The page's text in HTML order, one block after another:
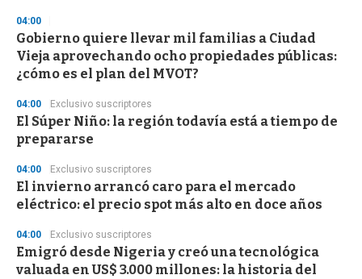
04:00
Gobierno quiere llevar mil familias a Ciudad
Vieja aprovechando ocho propiedades públicas:
¿cómo es el plan del MVOT?
04:00 Exclusivo suscriptores
El Súper Niño: la región todavía está a tiempo de
prepararse
04:00 Exclusivo suscriptores
El invierno arrancó caro para el mercado
eléctrico: el precio spot más alto en doce años
04:00 Exclusivo suscriptores
Emigró desde Nigeria y creó una tecnológica
valuada en US$ 3.000 millones: la historia del